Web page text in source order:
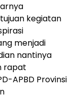
kegiatan
menjadi
nantinya
rapat
APBD Provinsi